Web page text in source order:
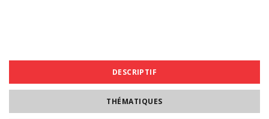
DESCRIPTIF
THÉMATIQUES